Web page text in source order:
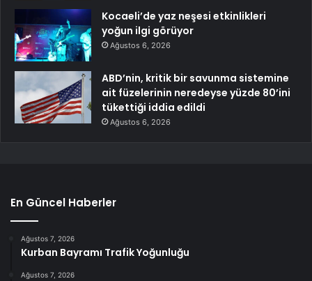
Kocaeli’de yaz neşesi etkinlikleri
yoğun ilgi görüyor
Ağustos 6, 2026
ABD’nin, kritik bir savunma sistemine
ait füzelerinin neredeyse yüzde 80’ini
tükettiği iddia edildi
Ağustos 6, 2026
En Güncel Haberler
Ağustos 7, 2026
Kurban Bayramı Trafik Yoğunluğu
Ağustos 7, 2026